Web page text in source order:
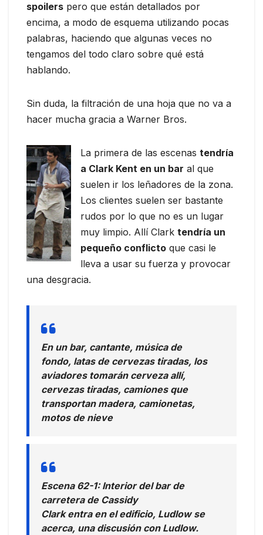
spoilers pero que están detallados por
encima, a modo de esquema utilizando pocas
palabras, haciendo que algunas veces no
tengamos del todo claro sobre qué está
hablando.
Sin duda, la filtración de una hoja que no va a
hacer mucha gracia a Warner Bros.
La primera de las escenas tendría
a Clark Kent en un bar al que
suelen ir los leñadores de la zona.
Los clientes suelen ser bastante
rudos por lo que no es un lugar
muy limpio. Allí Clark tendría un
pequeño conflicto que casi le
lleva a usar su fuerza y provocar
una desgracia.
En un bar, cantante, música de
fondo, latas de cervezas tiradas, los
aviadores tomarán cerveza allí,
cervezas tiradas, camiones que
transportan madera, camionetas,
motos de nieve
Escena 62-1: Interior del bar de
carretera de Cassidy
Clark entra en el edificio, Ludlow se
acerca, una discusión con Ludlow.